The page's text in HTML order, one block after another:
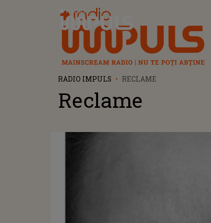
Radio Impuls
RADIO IMPULS RECLAME
Reclame